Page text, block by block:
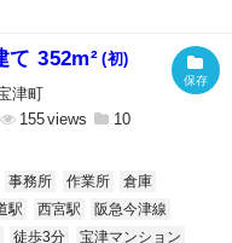
て 352m² (初)
津町
155 10
事務所 作業所
倉庫
駅 西宮駅
阪急今津線
徒歩3分 宝津マンション